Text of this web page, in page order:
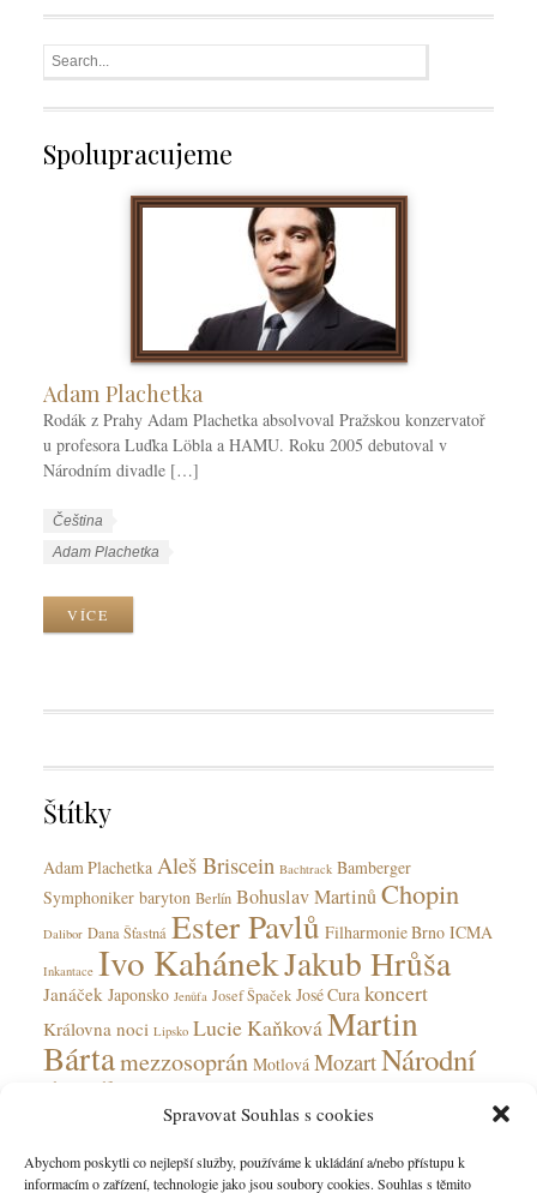
Spravovat Souhlas s cookies
Abychom poskytli co nejlepší služby, používáme k ukládání a/nebo přístupu k
informacím o zařízení, technologie jako jsou soubory cookies. Souhlas s těmito
Spolupracujeme
Adam Plachetka
Rodák z Prahy Adam Plachetka absolvoval Pražskou konzervatoř
u profesora Luďka Löbla a HAMU. Roku 2005 debutoval v
Národním divadle […]
W
k
e
i
s
y
Čeština
W
k
g
Adam Plachetka
VÍCE
Štítky
Adam Plachetka Aleš Briscein Bachtrack Bamberger
Symphoniker baryton Berlín Bohuslav MartinůChopin
Dalibor Dana Šťastná Ester Pavlů Filharmonie Brno ICMA
Inkantace Ivo KahánekJakub Hrůša
Janáček Japonsko Jenůfa Josef Špaček José Cura koncert
Královna noci Lipsko Lucie Kaňková Martin
Bártamezzosoprán Motlová MozartNárodní
divadlo
Ohnivý andělOlga Jelínková
Ostrava Peter Valentovič Prokofjev Rudolfinum